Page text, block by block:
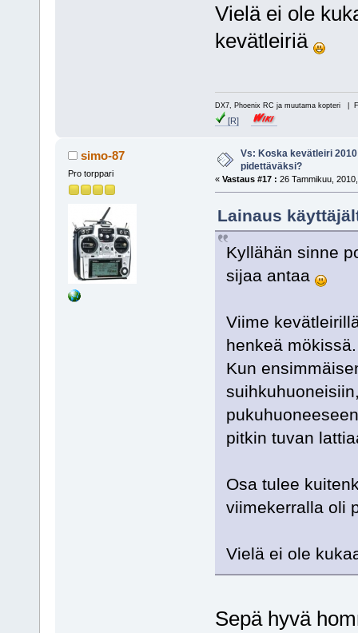
Vielä ei ole
kevätleiriä
DX7, Phoenix RC ja muutama kopteri |
[R]
simo-87
Pro torppari
Vs: Koska kevätleiri
pidettäväksi?
« Vastaus #17 : 26 Tammikuu,
Lainaus
Kyllähän sinne
sijaa antaa
Viime
henkeä mökissä.
Kun
pitkin tuvan
Osa tulee
viimekerralla oli
Vielä ei ole
Sepä hyvä